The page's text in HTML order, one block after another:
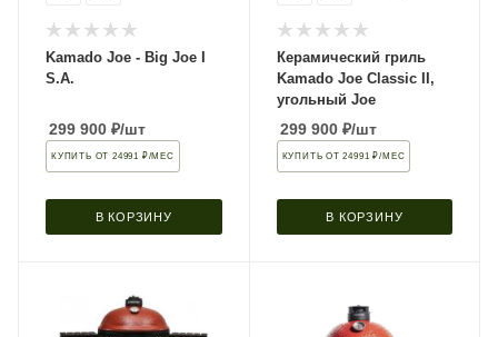
Kamado Joe - Big Joe I
S.A.
299 900 ₽/шт
КУПИТЬ ОТ 24991 ₽/МЕС
В КОРЗИНУ
Керамический гриль
Kamado Joe Classic II,
угольный Joe
299 900₽/шт
КУПИТЬ ОТ 24991 ₽/МЕС
В КОРЗИНУ